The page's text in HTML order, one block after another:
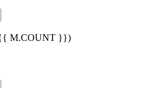
M.COUNT }})